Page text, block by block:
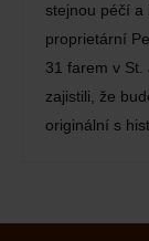
stejnou péčí a
proprietární
31 farem v St.
zajistili, že
originální s